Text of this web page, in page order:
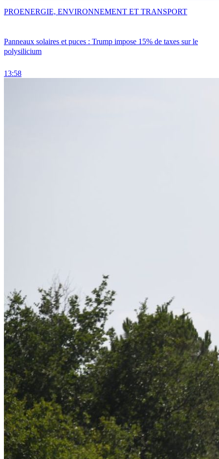
Panneaux solaires et puces : Trump impose 15% de taxes sur le
polysilicium
13:58
PROENERGIE, ENVIRONNEMENT ET TRANSPORT